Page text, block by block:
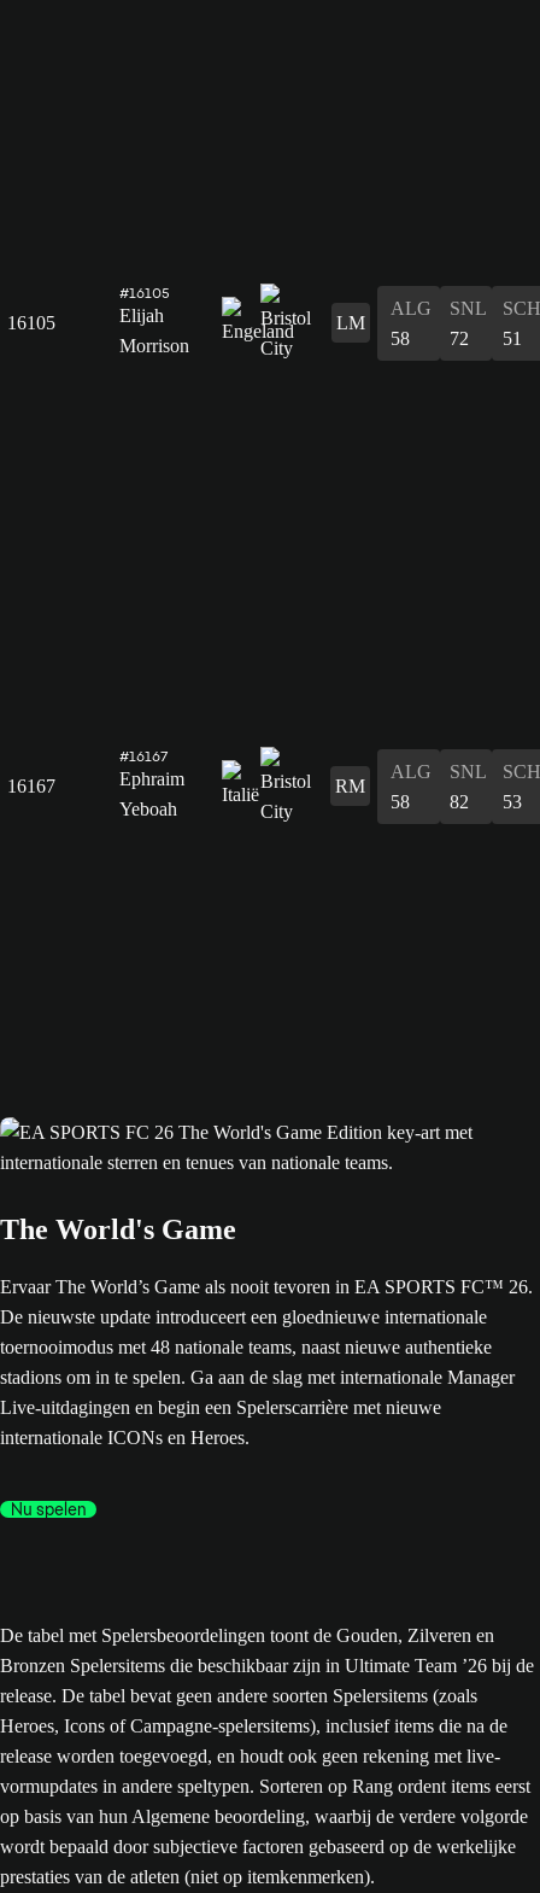
16105
#16105
Elijah
Morrison
LM
ALG
58
SNL
72
SCH
51
16167
#16167
Ephraim
Yeboah
RM
ALG
58
SNL
82
SCH
53
The World's Game
Ervaar The World’s Game als nooit tevoren in EA SPORTS FC™ 26.
De nieuwste update introduceert een gloednieuwe internationale
toernooimodus met 48 nationale teams, naast nieuwe authentieke
stadions om in te spelen. Ga aan de slag met internationale Manager
Live-uitdagingen en begin een Spelerscarrière met nieuwe
internationale ICONs en Heroes.
Nu spelen
De tabel met Spelersbeoordelingen toont de Gouden, Zilveren en
Bronzen Spelersitems die beschikbaar zijn in Ultimate Team ’26 bij de
release. De tabel bevat geen andere soorten Spelersitems (zoals
Heroes, Icons of Campagne-spelersitems), inclusief items die na de
release worden toegevoegd, en houdt ook geen rekening met live-
vormupdates in andere speltypen. Sorteren op Rang ordent items eerst
op basis van hun Algemene beoordeling, waarbij de verdere volgorde
wordt bepaald door subjectieve factoren gebaseerd op de werkelijke
prestaties van de atleten (niet op itemkenmerken).